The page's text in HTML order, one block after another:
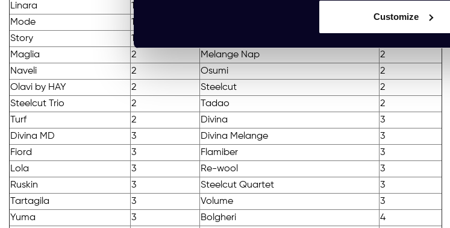
Customize
Linara
1
Mode
1
1
Story
1
Maglia
2 Melange Nap
2
Naveli
2 Osumi
2
Olavi by HAY
2 Steelcut
2
Steelcut Trio
2 Tadao
2
Turf
2 Divina
3
Divina MD
3 Divina Melange
3
Fiord
3 Flamiber
3
Lola
3 Re-wool
3
Ruskin
3 Steelcut Quartet
3
Tartagila
3 Volume
3
Yuma
3 Bolgheri
4